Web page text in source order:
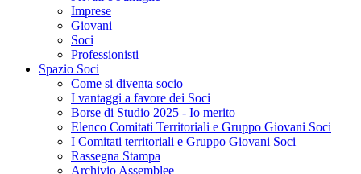
Imprese
Giovani
Soci
Professionisti
Spazio Soci
Come si diventa socio
I vantaggi a favore dei Soci
Borse di Studio 2025 - Io merito
Elenco Comitati Territoriali e Gruppo Giovani Soci
I Comitati territoriali e Gruppo Giovani Soci
Rassegna Stampa
Archivio Assemblee